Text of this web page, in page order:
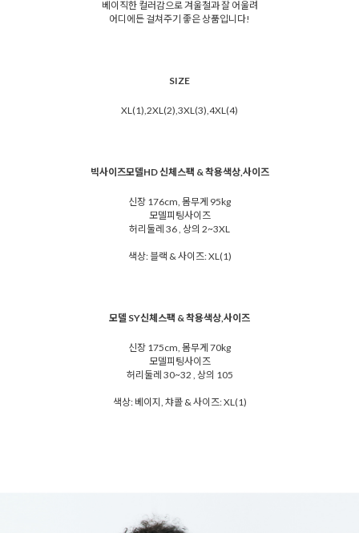
베이직한 컬러감으로 겨울철과 잘 어울려
어디에든 걸쳐주기 좋은 상품입니다!
SIZE
XL(1),2XL(2),3XL(3),4XL(4)
빅사이즈모델HD 신체스팩 & 착용색상,사이즈
신장 176cm, 몸무게 95kg
모델피팅사이즈
허리둘레 36 , 상의 2~3XL
색상: 블랙 & 사이즈: XL(1)
모델 SY신체스팩 & 착용색상,사이즈
신장 175cm, 몸무게 70kg
모델피팅사이즈
허리둘레 30~32 , 상의 105
색상: 베이지, 챠콜 & 사이즈: XL(1)